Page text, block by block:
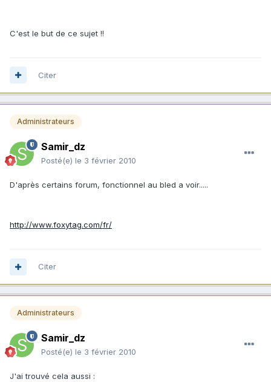
C'est le but de ce sujet !!
Citer
Administrateurs
Samir_dz
Posté(e) le 3 février 2010
D'après certains forum, fonctionnel au bled a voir.....
http://www.foxytag.com/fr/
Citer
Administrateurs
Samir_dz
Posté(e) le 3 février 2010
J'ai trouvé cela aussi :